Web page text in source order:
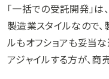
「一括での受託開発」
製造業スタイルなので、
ルもオフショアも妥当な
アジャイルする方が、商